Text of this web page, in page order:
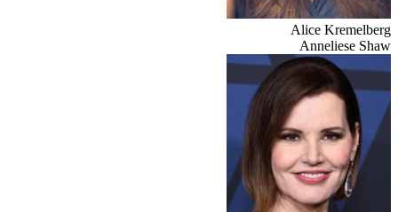
Alice Kremelberg
Anneliese Shaw